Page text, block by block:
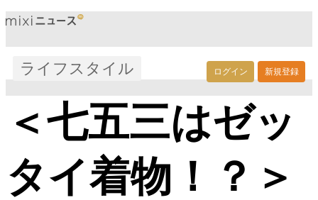
ログイン 新規登録
ライフスタイル
＜七五三はゼッ
タイ着物！？＞